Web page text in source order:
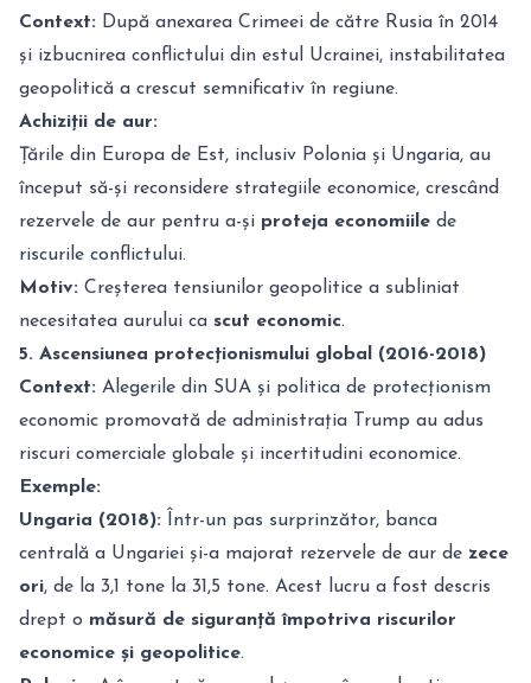
Context: După anexarea Crimeei de către Rusia în 2014
și izbucnirea conflictului din estul Ucrainei, instabilitatea
geopolitică a crescut semnificativ în regiune.
Achiziții de aur:
Țările din Europa de Est, inclusiv Polonia și Ungaria, au
început să-și reconsidere strategiile economice, crescând
rezervele de aur pentru a-și proteja economiile de
riscurile conflictului.
Motiv: Creșterea tensiunilor geopolitice a subliniat
necesitatea aurului ca scut economic.
5. Ascensiunea protecționismului global (2016-2018)
Context: Alegerile din SUA și politica de protecționism
economic promovată de administrația Trump au adus
riscuri comerciale globale și incertitudini economice.
Exemple:
Ungaria (2018): Într-un pas surprinzător, banca
centrală a Ungariei și-a majorat rezervele de aur de zece
ori, de la 3,1 tone la 31,5 tone. Acest lucru a fost descris
drept o măsură de siguranță împotriva riscurilor
economice și geopolitice.